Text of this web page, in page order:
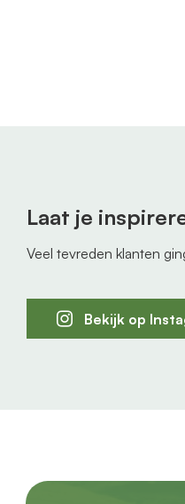
Laat je
Veel tevreden klanten
Bekijk op